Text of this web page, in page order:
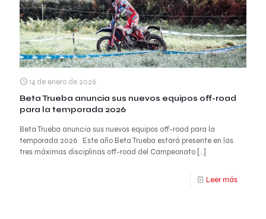
14 de enero de 2026
Beta Trueba anuncia sus nuevos equipos off-road
para la temporada 2026
Beta Trueba anuncia sus nuevos equipos off-road para la
temporada 2026 Este año Beta Trueba estará presente en las
tres máximas disciplinas off-road del Campeonato […]
Leer más